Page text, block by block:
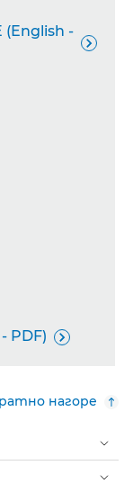
(English -

PDF) 
нагоре